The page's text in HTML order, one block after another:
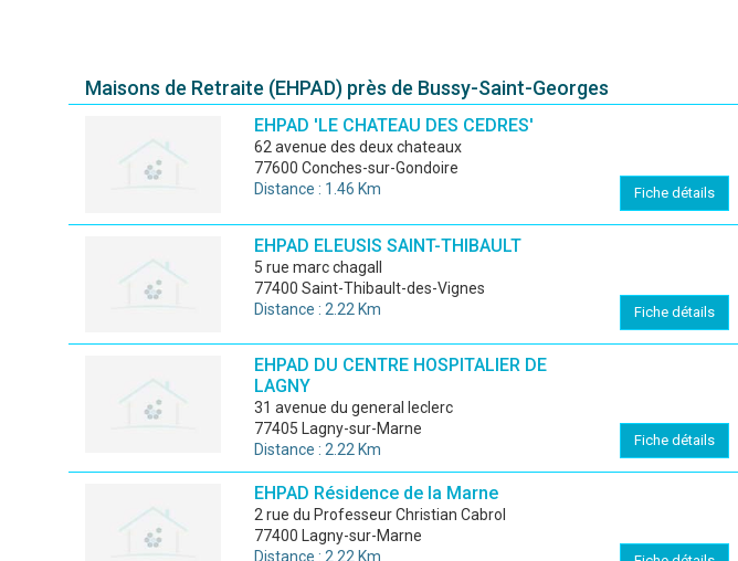
Maisons de Retraite (EHPAD) près de Bussy-Saint-Georges
EHPAD 'LE CHATEAU DES CEDRES'
62 avenue des deux chateaux
77600 Conches-sur-Gondoire
Distance : 1.46 Km
Fiche détails
EHPAD ELEUSIS SAINT-THIBAULT
5 rue marc chagall
77400 Saint-Thibault-des-Vignes
Distance : 2.22 Km
Fiche détails
EHPAD DU CENTRE HOSPITALIER DE
LAGNY
31 avenue du general leclerc
77405 Lagny-sur-Marne
Distance : 2.22 Km
Fiche détails
EHPAD Résidence de la Marne
2 rue du Professeur Christian Cabrol
77400 Lagny-sur-Marne
Distance : 2.22 Km